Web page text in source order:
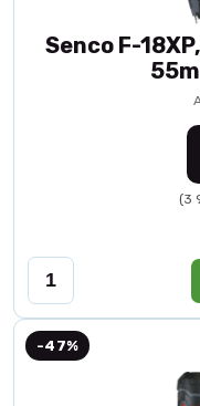
Senco F-
(3
-47%